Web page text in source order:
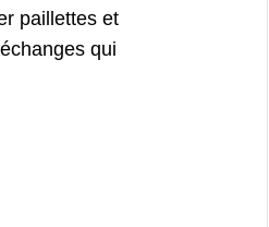
paillettes et
qui